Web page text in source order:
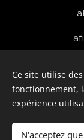
Ce site utilise
fonctionnement,
expérience
N'acceptez